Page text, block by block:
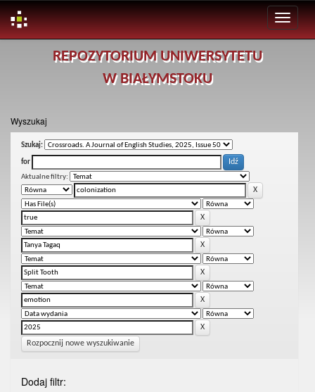
REPOZYTORIUM UNIWERSYTETU
W BIAŁYMSTOKU
Wyszukaj
Szukaj:
for
Aktualne filtry:
Rozpocznij nowe wyszukiwanie
Dodaj filtr: